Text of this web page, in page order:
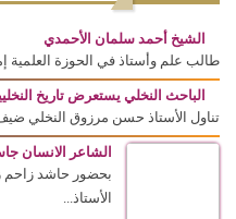
الشيخ أحمد سلمان الأحمدي
طالب علم وأستاذ في الحوزة العلمية
الباحث النخلي يستعرض تاريخ
تناول الأستاذ حسن مرزوق النخلي ضيف
الشاعر الانسان
بحضور حاشد زاحم
الأستاذ...